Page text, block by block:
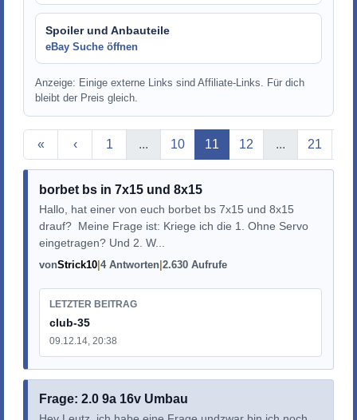
Spoiler und Anbauteile
eBay Suche öffnen
Anzeige: Einige externe Links sind Affiliate-Links. Für dich
bleibt der Preis gleich.
« ‹ 1 ... 10 Aktuelle Seite
11 12 ... 21
borbet bs in 7x15 und 8x15
Hallo, hat einer von euch borbet bs 7x15 und 8x15
drauf? Meine Frage ist: Kriege ich die 1. Ohne Servo
eingetragen? Und 2. W...
vonStrick10 4 Antworten 2.630 Aufrufe
LETZTER BEITRAG
club-35
09.12.14, 20:38
Frage: 2.0 9a 16v Umbau